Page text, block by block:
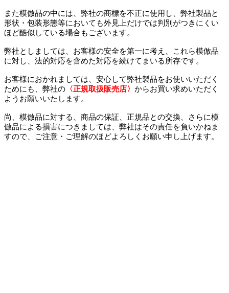
また模倣品の中には、弊社の商標を不正に使用し、弊社製品と
形状・包装形態等においても外見上だけでは判別がつきにくい
ほど酷似している場合もございます。
弊社としましては、お客様の安全を第一に考え、これら模倣品
に対し、法的対応を含めた対応を続けてまいる所存です。
お客様におかれましては、安心して弊社製品をお使いいただく
ためにも、弊社の 〈正規取扱販売店〉 からお買い求めいただく
ようお願いいたします。
尚、模倣品に対する、商品の保証、正規品との交換、さらに模
倣品による損害につきましては、弊社はその責任を負いかねま
すので、ご注意・ご理解のほどよろしくお願い申し上げます。